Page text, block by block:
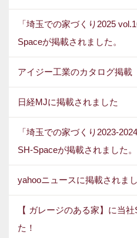
「埼玉での家づくり2025
Spaceが掲載されました。
アイジー工業のカタログ掲載
日経MJに掲載されました
「埼玉での家づくり2023-
SH-Spaceが掲載されました。
yahooニュースに掲載されま
【 ガレージのある家】に当
た！